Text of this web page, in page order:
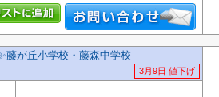
藤が丘小学校・藤森中学校
3月9日 値下げ